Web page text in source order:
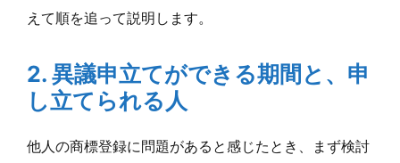
えて順を追って説明します。
2. 異議申立てができる期間と、申
し立てられる人
他人の商標登録に問題があると感じたとき、まず検討